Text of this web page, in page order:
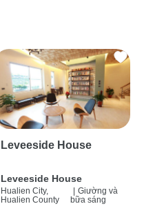
Leveeside House
Leveeside House
Hualien City,
Hualien County
Giường và
bữa sáng